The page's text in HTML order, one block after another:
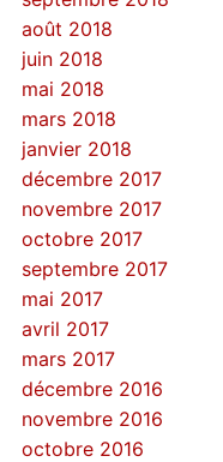
août 2018
juin 2018
mai 2018
mars 2018
janvier 2018
décembre 2017
novembre 2017
octobre 2017
septembre 2017
mai 2017
avril 2017
mars 2017
décembre 2016
novembre 2016
octobre 2016